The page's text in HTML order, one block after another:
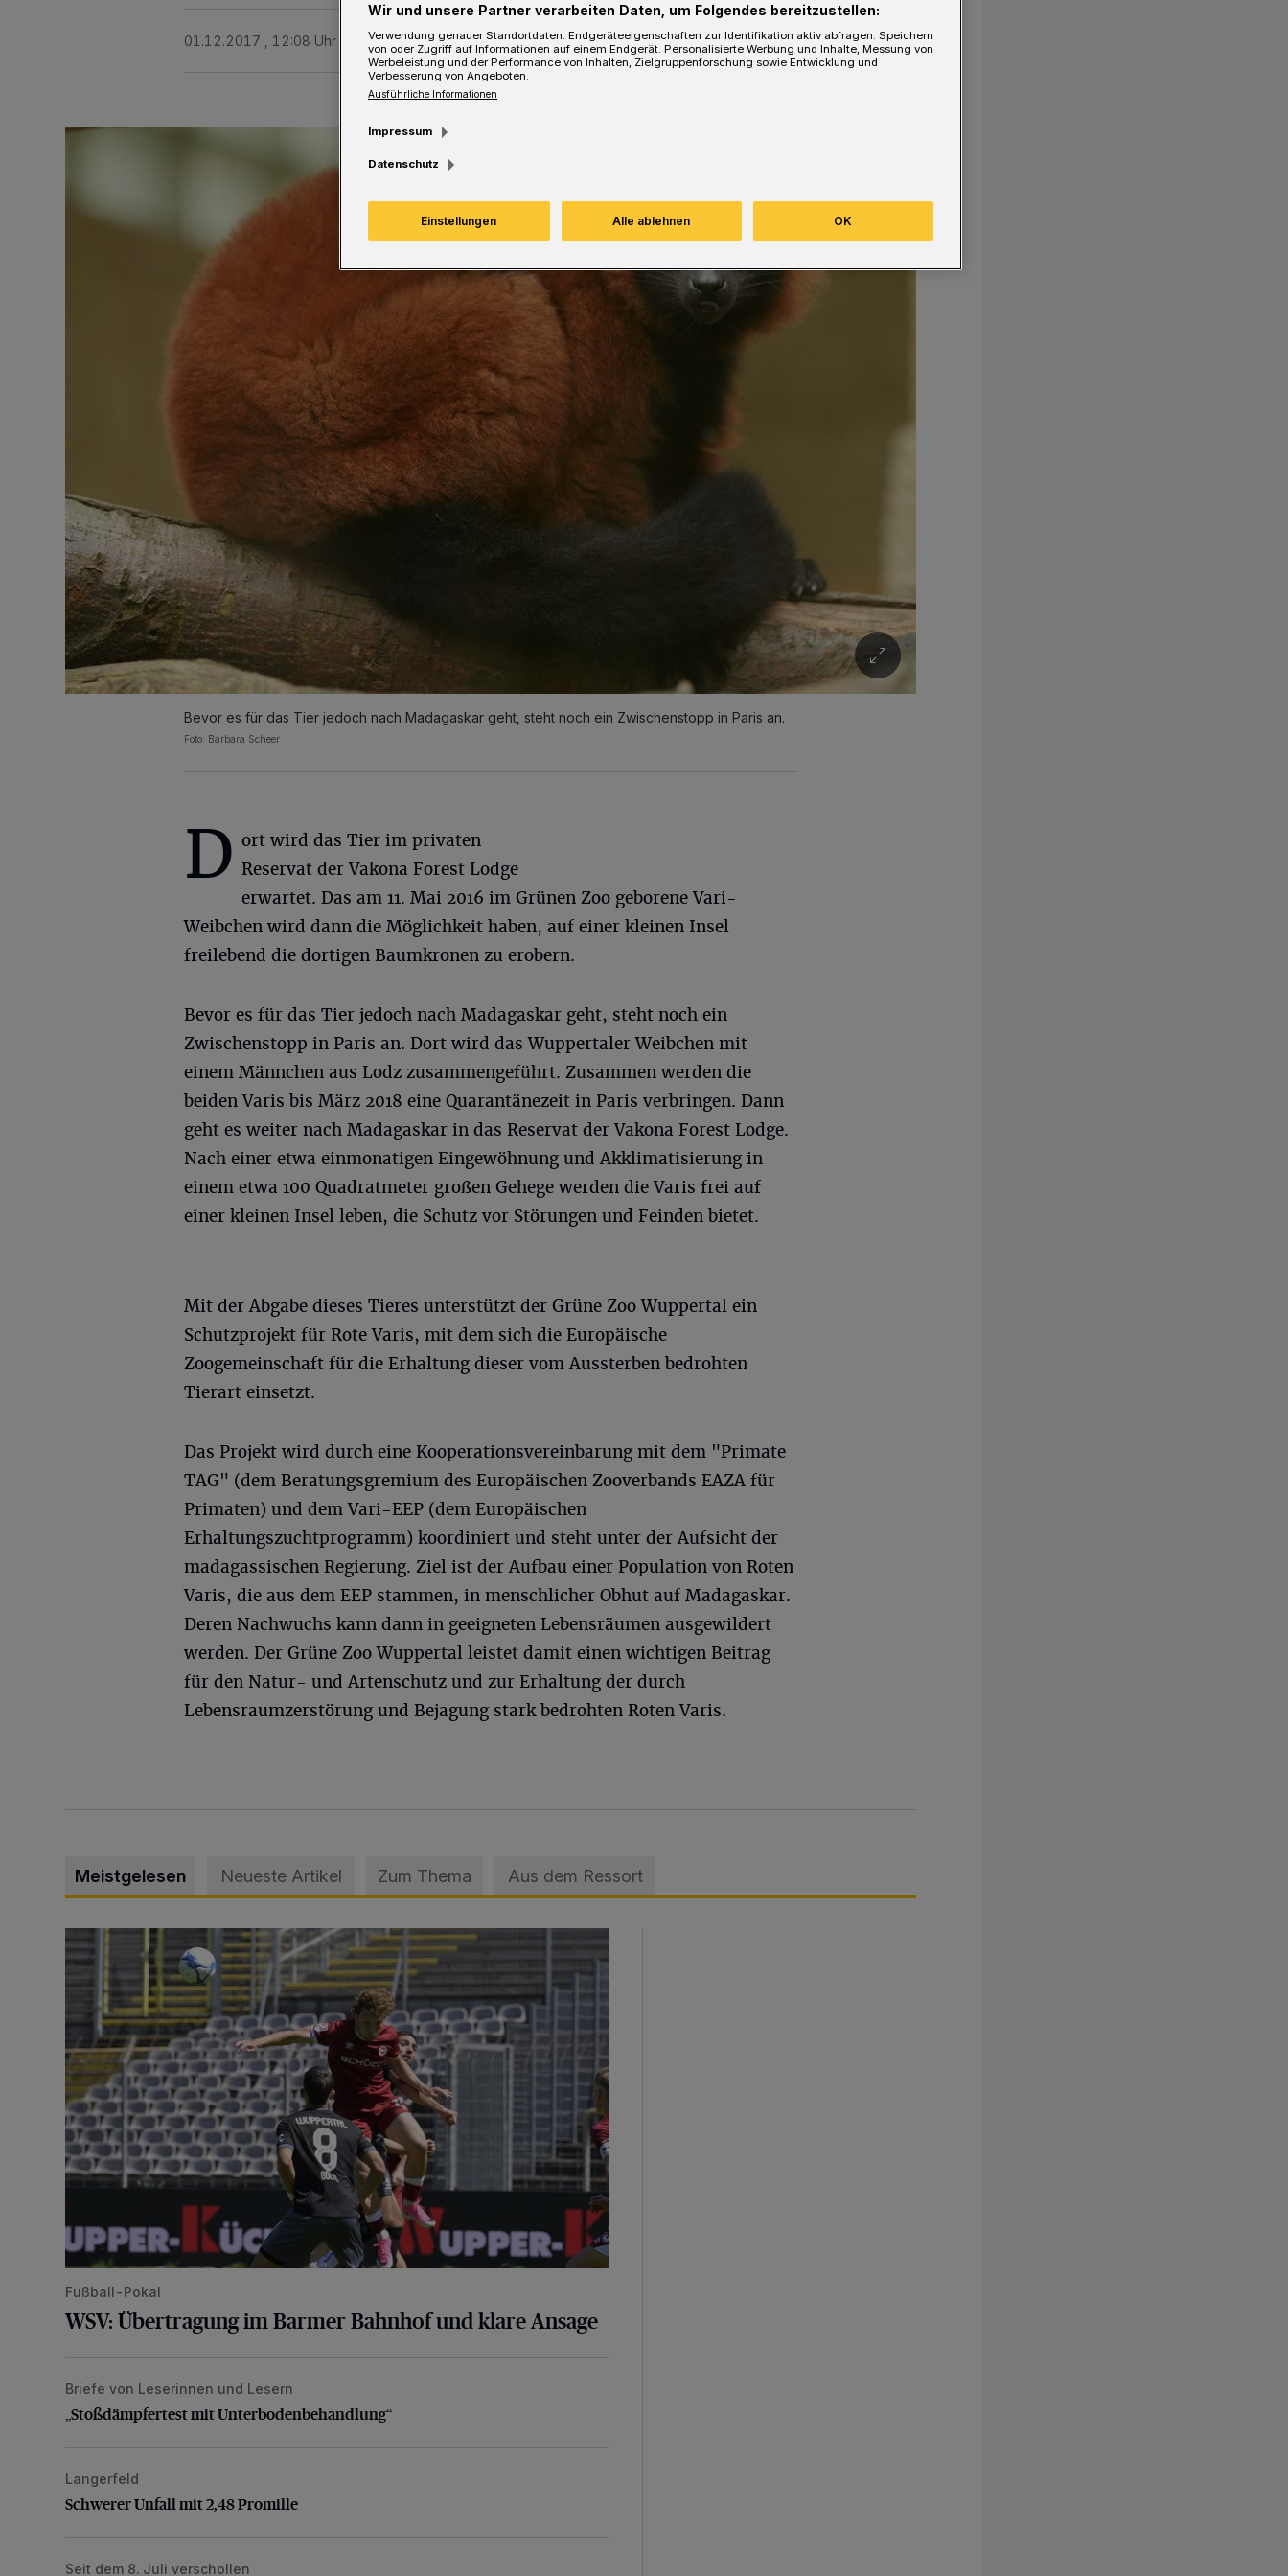
01.12.2017 , 12:08 Uhr Eine Minute Lesezeit
Bevor es für das Tier jedoch nach Madagaskar geht, steht noch ein Zwischenstopp in Paris an.
Foto: Barbara Scheer
D ort wird das Tier im privaten
Reservat der Vakona Forest Lodge
erwartet. Das am 11. Mai 2016 im Grünen Zoo geborene Vari-
Weibchen wird dann die Möglichkeit haben, auf einer kleinen Insel
freilebend die dortigen Baumkronen zu erobern.
Bevor es für das Tier jedoch nach Madagaskar geht, steht noch ein
Zwischenstopp in Paris an. Dort wird das Wuppertaler Weibchen mit
einem Männchen aus Lodz zusammengeführt. Zusammen werden die
beiden Varis bis März 2018 eine Quarantänezeit in Paris verbringen. Dann
geht es weiter nach Madagaskar in das Reservat der Vakona Forest Lodge.
Nach einer etwa einmonatigen Eingewöhnung und Akklimatisierung in
einem etwa 100 Quadratmeter großen Gehege werden die Varis frei auf
einer kleinen Insel leben, die Schutz vor Störungen und Feinden bietet.
Mit der Abgabe dieses Tieres unterstützt der Grüne Zoo Wuppertal ein
Schutzprojekt für Rote Varis, mit dem sich die Europäische
Zoogemeinschaft für die Erhaltung dieser vom Aussterben bedrohten
Tierart einsetzt.
Das Projekt wird durch eine Kooperationsvereinbarung mit dem "Primate
TAG" (dem Beratungsgremium des Europäischen Zooverbands EAZA für
Primaten) und dem Vari-EEP (dem Europäischen
Erhaltungszuchtprogramm) koordiniert und steht unter der Aufsicht der
madagassischen Regierung. Ziel ist der Aufbau einer Population von Roten
Varis, die aus dem EEP stammen, in menschlicher Obhut auf Madagaskar.
Deren Nachwuchs kann dann in geeigneten Lebensräumen ausgewildert
werden. Der Grüne Zoo Wuppertal leistet damit einen wichtigen Beitrag
für den Natur- und Artenschutz und zur Erhaltung der durch
Lebensraumzerstörung und Bejagung stark bedrohten Roten Varis.
Meistgelesen Neueste Artikel Zum Thema Aus dem Ressort
WSV: Übertragung im Barmer Bahnhof und klare Ansage
Fußball-Pokal
WSV: Übertragung im Barmer Bahnhof und klare Ansage
„Stoßdämpfertest mit Unterbodenbehandlung“
Briefe von Leserinnen und Lesern
„Stoßdämpfertest mit Unterbodenbehandlung“
Schwerer Unfall mit 2,48 Promille
Langerfeld
Schwerer Unfall mit 2,48 Promille
Vermisster Jugendlicher tot aufgefunden
Seit dem 8. Juli verschollen
Wir und unsere Partner verarbeiten Daten, um Folgendes bereitzustellen:
Verwendung genauer Standortdaten. Endgeräteeigenschaften zur Identifikation aktiv abfragen. Speichern
von oder Zugriff auf Informationen auf einem Endgerät. Personalisierte Werbung und Inhalte, Messung von
Werbeleistung und der Performance von Inhalten, Zielgruppenforschung sowie Entwicklung und
Verbesserung von Angeboten.
Ausführliche Informationen
Impressum
Datenschutz
Einstellungen Alle ablehnen OK